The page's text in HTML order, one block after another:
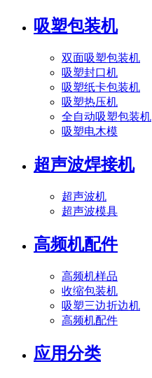
吸塑包装机
双面吸塑包装机
吸塑封口机
吸塑纸卡包装机
吸塑热压机
全自动吸塑包装机
吸塑电木模
超声波焊接机
超声波机
超声波模具
高频机配件
高频机样品
收缩包装机
吸塑三边折边机
高频机配件
应用分类